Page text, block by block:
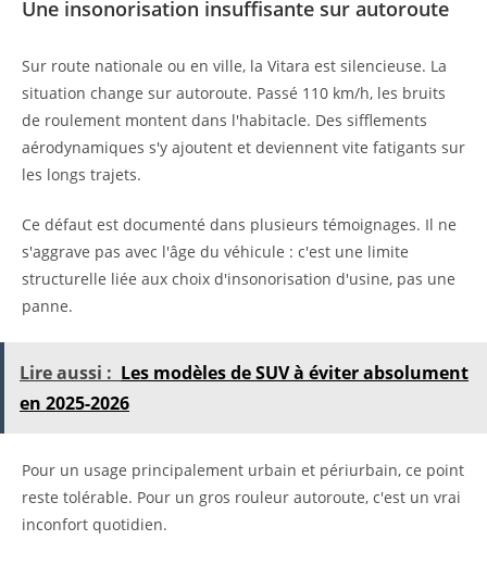
Une insonorisation insuffisante sur autoroute
Sur route nationale ou en ville, la Vitara est silencieuse. La
situation change sur autoroute. Passé 110 km/h, les bruits
de roulement montent dans l'habitacle. Des sifflements
aérodynamiques s'y ajoutent et deviennent vite fatigants sur
les longs trajets.
Ce défaut est documenté dans plusieurs témoignages. Il ne
s'aggrave pas avec l'âge du véhicule : c'est une limite
structurelle liée aux choix d'insonorisation d'usine, pas une
panne.
Lire aussi : Les modèles de SUV à éviter absolument
en 2025-2026
Pour un usage principalement urbain et périurbain, ce point
reste tolérable. Pour un gros rouleur autoroute, c'est un vrai
inconfort quotidien.